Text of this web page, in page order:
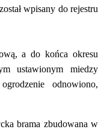
wpisany do rejestru
a do końca okresu
ustawionym miedzy
odnowiono,
brama zbudowana w